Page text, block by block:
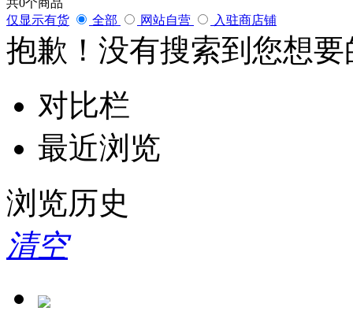
共0个商品
仅显示有货
全部 网站自营 入驻商店铺
抱歉！没有搜索到您想
对比栏
最近浏览
浏览历史
清空